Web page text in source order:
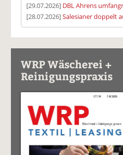
[29.07.2026] DBL Ahrens
[28.07.2026]Salesianer doppelt
WRP Wäscherei +
Reinigungspraxis